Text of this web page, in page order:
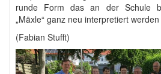
runde Form das an der Schule
„Mäxle“ ganz neu interpretiert
(Fabian Stufft)